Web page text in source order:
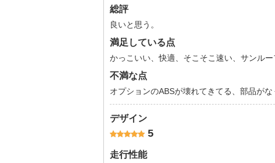
総評
良いと思う。
満足している点
かっこいい、快適、そこそこ速い、サンル
不満な点
オプションのABSが壊れてきてる、部品がな
デザイン
5
走行性能